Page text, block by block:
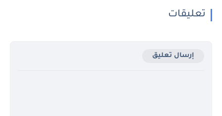
تعليقات
إرسال تعليق